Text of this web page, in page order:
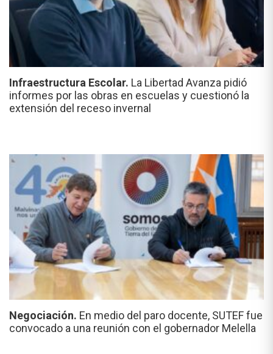
Infraestructura Escolar. La Libertad Avanza pidió
informes por las obras en escuelas y cuestionó la
extensión del receso invernal
Negociación. En medio del paro docente, SUTEF fue
convocado a una reunión con el gobernador Melella